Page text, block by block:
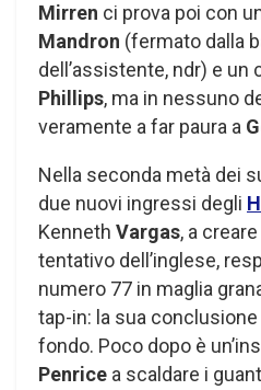
Mirren ci prova poi con
Mandron (fermato dalla
dell’assistente, ndr) e un
Phillips, ma in nessuno
veramente a far paura a
Nella seconda metà dei
due nuovi ingressi degli
Kenneth Vargas, a
tentativo dell’inglese,
numero 77 in maglia
tap-in: la sua
fondo. Poco dopo è
Penrice a scaldare i